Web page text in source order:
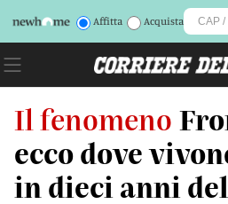
Affitta Acquista
Il fenomeno
ecco dove
in dieci anni